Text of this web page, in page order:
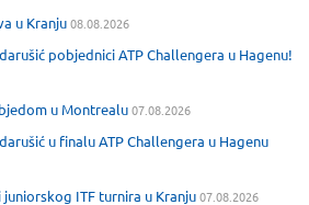
u Kranju08.08.2026
pobjednici ATP Challengera u Hagenu!
u Montrealu07.08.2026
u finalu ATP Challengera u Hagenu
ITF turnira u Kranju07.08.2026